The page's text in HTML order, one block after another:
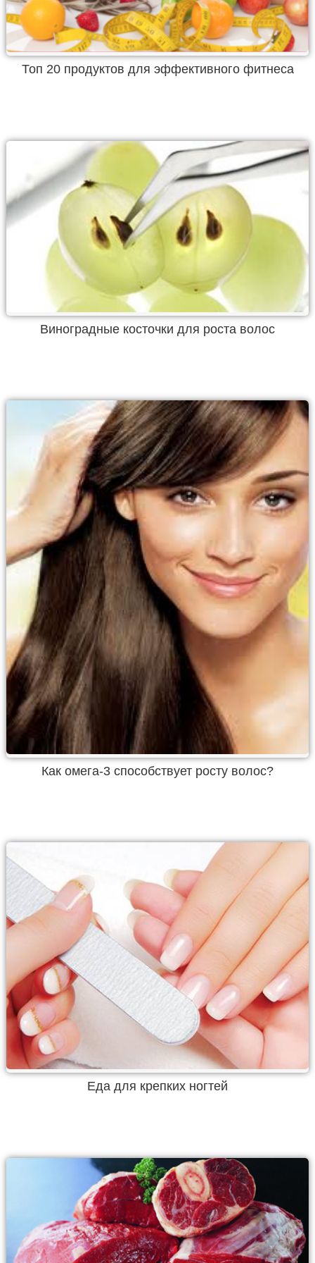
Топ 20 продуктов для эффективного фитнеса
Виноградные косточки для роста волос
Как омега-3 способствует росту волос?
Еда для крепких ногтей